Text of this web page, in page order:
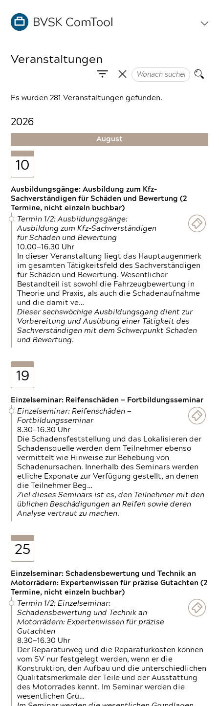
Veranstaltungen
Es wurden 281 Veranstaltungen gefunden.
2026
August
10
Ausbildungsgänge: Ausbildung zum Kfz-
Sachverständigen für Schäden und Bewertung (2
Termine, nicht einzeln buchbar)
Termin 1/2: Ausbildungsgänge:
Ausbildung zum Kfz-Sachverständigen
für Schäden und Bewertung
10.00—16.30 Uhr
In dieser Veranstaltung liegt das Hauptaugenmerk
im gesamten Tätigkeitsfeld des Sachverständigen
für Schäden und Bewertung. Wesentlicher
Bestandteil ist sowohl die Fahrzeugbewertung in
Theorie und Praxis, als auch die Schadenaufnahme
und die damit ve…
Dieser sechswöchige Ausbildungsgang dient zur
Vorbereitung und Ausübung einer Tätigkeit des
Sachverständigen mit dem Schwerpunkt Schaden
und Bewertung.
19
Einzelseminar: Reifenschäden — Fortbildungsseminar
Einzelseminar: Reifenschäden —
Fortbildungsseminar
8.30—16.30 Uhr
Die Schadensfeststellung und das Lokalisieren der
Schadensquelle werden dem Teilnehmer ebenso
vermittelt wie Hinweise zur Behebung von
Schadenursachen. Innerhalb des Seminars werden
etliche Exponate zur Verfügung gestellt, an denen
die Teilnehmer Beg…
Ziel dieses Seminars ist es, den Teilnehmer mit den
üblichen Beschädigungen an Reifen sowie deren
Analyse vertraut zu machen.
25
Einzelseminar: Schadensbewertung und Technik an
Motorrädern: Expertenwissen für präzise Gutachten (2
Termine, nicht einzeln buchbar)
Termin 1/2: Einzelseminar:
Schadensbewertung und Technik an
Motorrädern: Expertenwissen für präzise
Gutachten
8.30—16.30 Uhr
Der Reparaturweg und die Reparaturkosten können
vom SV nur festgelegt werden, wenn er die
Konstruktion, den Aufbau und die unterschiedlichen
Qualitätsmerkmale der Teile und der Ausstattung
des Motorrades kennt. Im Seminar werden die
wesentlichen Gru…